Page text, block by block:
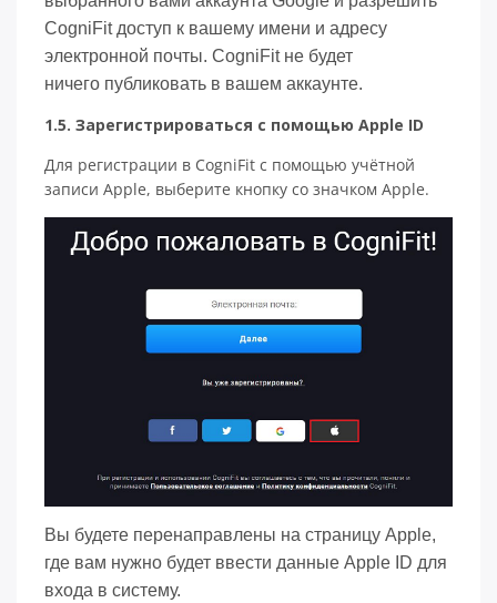
CogniFit доступ к вашему имени и адресу
электронной почты. CogniFit не будет
ничего публиковать в вашем аккаунте.
1.5. Зарегистрироваться с помощью Apple ID
Для регистрации в CogniFit с помощью учётной
записи Apple, выберите кнопку со значком Apple.
Вы будете перенаправлены на страницу Apple,
где вам нужно будет ввести данные Apple ID для
входа в систему.